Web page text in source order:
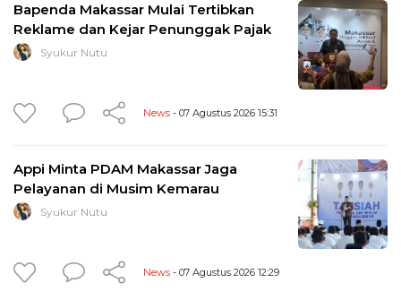
Bapenda Makassar Mulai Tertibkan
Reklame dan Kejar Penunggak Pajak
Syukur Nutu
News - 07 Agustus 2026 15:31
Appi Minta PDAM Makassar Jaga
Pelayanan di Musim Kemarau
Syukur Nutu
News - 07 Agustus 2026 12:29